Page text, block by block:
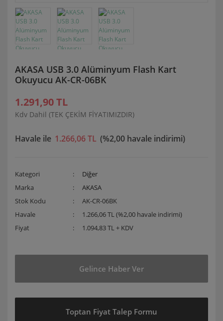
AKASA USB 3.0 Alüminyum Flash Kart
Okuyucu AK-CR-06BK
1.291,90 TL
Kdv Dahil (TEK ÇEKİM FİYATIMIZDIR)
Havale ile 1.266,06 TL (%2,00 havale indirimi)
Kategori
Diğer
Marka
AKASA
Stok Kodu
AK-CR-06BK
Havale
1.266,06 TL (%2,00 havale indirimi)
Fiyat
1.094,83 TL + KDV
Gelince Haber Ver
Toptan Fiyat Talep Formu